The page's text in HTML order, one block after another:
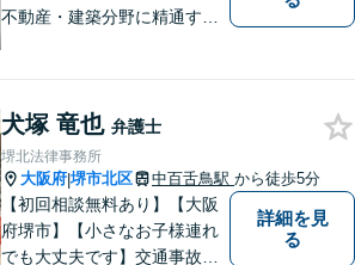
不動産・建築分野に精通する
す！全国の支店ネットワーク
を活かし、迅速な解決を目指
します。【夜間土日祝可】
犬塚 竜也 弁護士
堺北法律事務所
大阪府|堺市北区 中百舌鳥駅 から徒歩5分
【初回相談無料あり】【大阪
府堺市】【小さなお子様連れ
でも大丈夫です】交通事故、
詳細を見
る